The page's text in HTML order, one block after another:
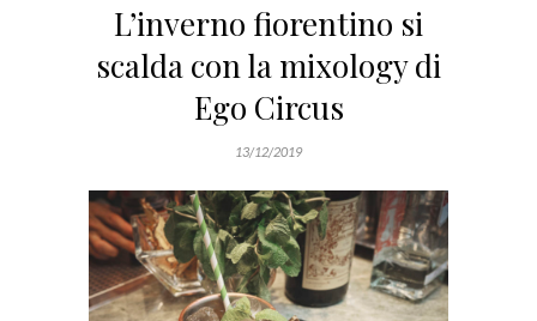
L’inverno fiorentino si
scalda con la mixology di
Ego Circus
13/12/2019